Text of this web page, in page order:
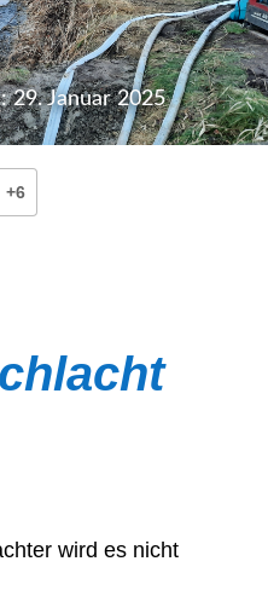
29. Januar 2025
+6
wird es nicht